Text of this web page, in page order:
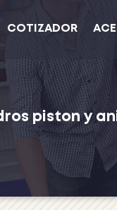
COTIZADOR
piston y